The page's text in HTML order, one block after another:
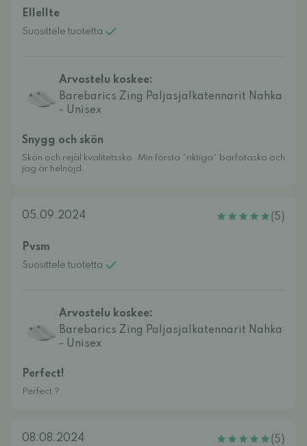
Ellellte
Suosittele tuotetta
Arvostelu koskee:
Barebarics Zing Paljasjalkatennarit Nahka
- Unisex
Snygg och skön
Skön och rejäl kvalitetssko. Min första ”riktiga” barfotasko och
jag är helnöjd.
05.09.2024 (5)
Pvsm
Suosittele tuotetta
Arvostelu koskee:
Barebarics Zing Paljasjalkatennarit Nahka
- Unisex
Perfect!
Perfect ?
08.08.2024 (5)